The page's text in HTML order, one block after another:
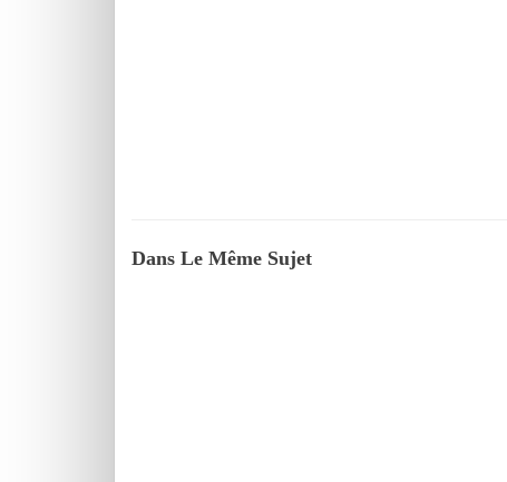
Dans Le Même Sujet